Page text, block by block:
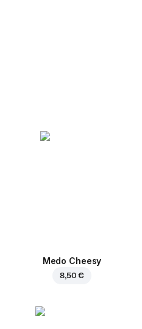
Medo Cheesy
8,50 €